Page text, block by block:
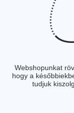
Webshopunkat
hogy a
tudjuk